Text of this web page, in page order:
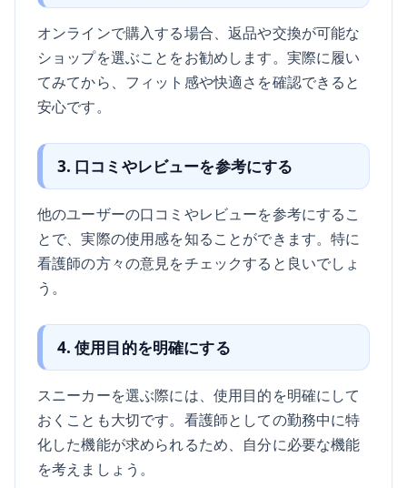
オンラインで購入する場合、返品や交換が可能な
ショップを選ぶことをお勧めします。実際に履い
てみてから、フィット感や快適さを確認できると
安心です。
3. 口コミやレビューを参考にする
他のユーザーの口コミやレビューを参考にするこ
とで、実際の使用感を知ることができます。特に
看護師の方々の意見をチェックすると良いでしょ
う。
4. 使用目的を明確にする
スニーカーを選ぶ際には、使用目的を明確にして
おくことも大切です。看護師としての勤務中に特
化した機能が求められるため、自分に必要な機能
を考えましょう。